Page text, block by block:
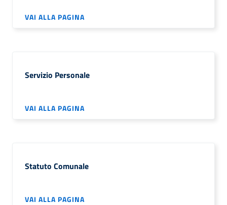
VAI ALLA PAGINA
Servizio Personale
VAI ALLA PAGINA
Statuto Comunale
VAI ALLA PAGINA